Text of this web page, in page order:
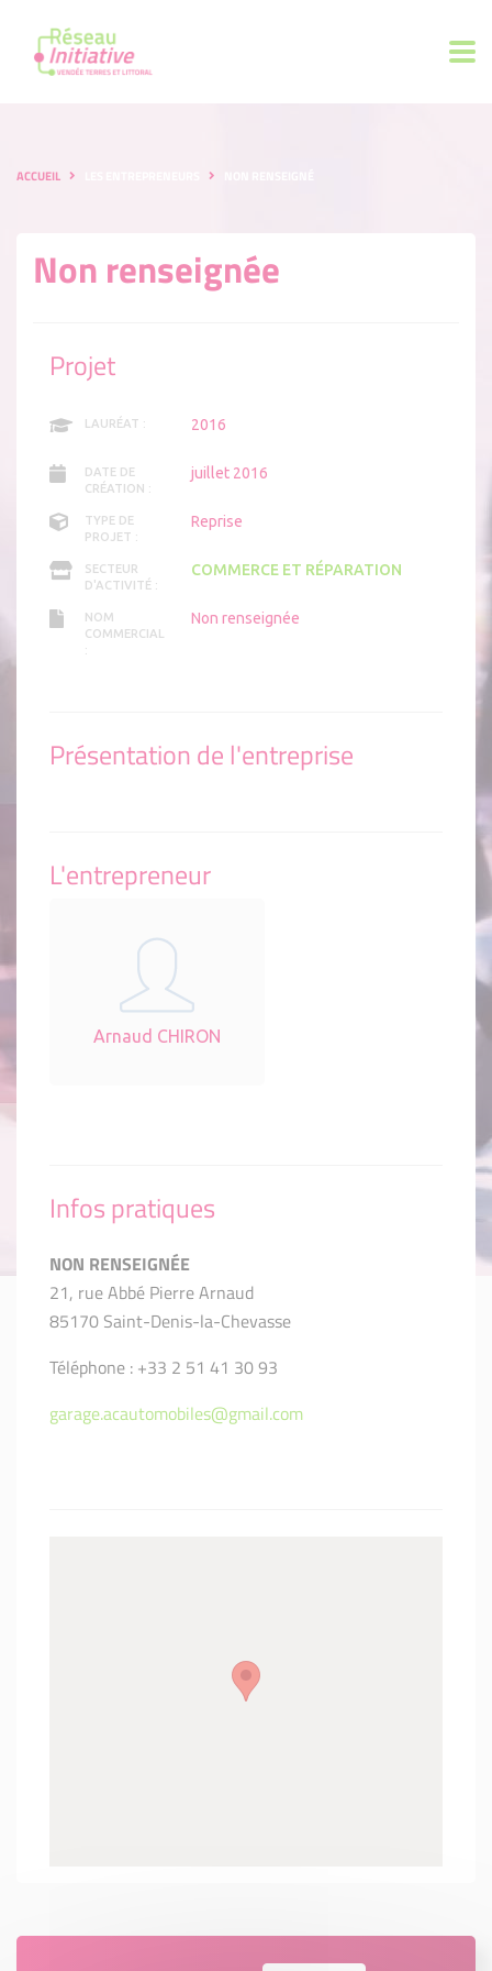
ACCUEIL
Non renseignée
Projet
LAURÉAT : 2016
DATE DE
CRÉATION :
juillet 2016
TYPE DE
PROJET :
Reprise
SECTEUR
D'ACTIVITÉ :
COMMERCE ET RÉPARATION
NOM
COMMERCIAL
:
Non renseignée
Présentation de l'entreprise
L'entrepreneur
Arnaud CHIRON
Infos pratiques
NON RENSEIGNÉE
21, rue Abbé Pierre Arnaud
85170 Saint-Denis-la-Chevasse
Téléphone : +33 2 51 41 30 93
garage.acautomobiles@gmail.com